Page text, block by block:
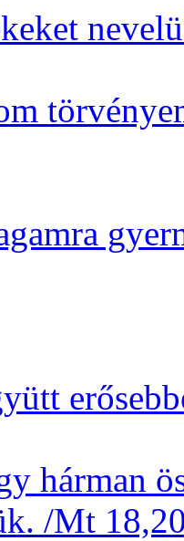
hárman
/Mt